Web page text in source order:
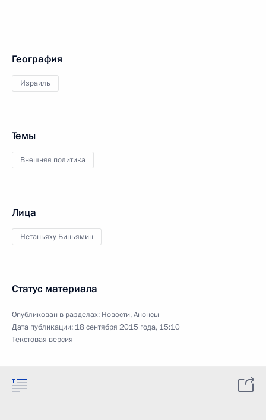
География
Израиль
Темы
Внешняя политика
Лица
Нетаньяху Биньямин
Статус материала
Опубликован в разделах: Новости,Анонсы
Дата публикации: 18 сентября 2015 года, 15:10
Текстовая версия